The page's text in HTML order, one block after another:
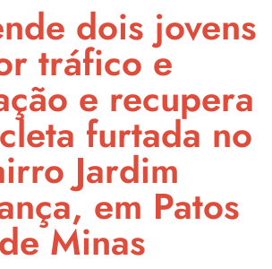
dois jovens
tráfico e
e recupera
furtada no
Jardim
em Patos
de Minas